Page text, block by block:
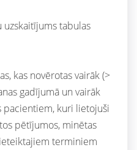
tabulas
kas novērotas vairāk (>
gadījumā un vairāk
pacientiem, kuri lietojuši
pētījumos, minētas
terminiem